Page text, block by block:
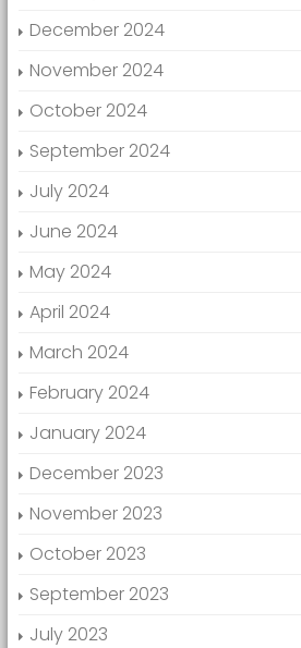
December 2024
November 2024
October 2024
September 2024
July 2024
June 2024
May 2024
April 2024
March 2024
February 2024
January 2024
December 2023
November 2023
October 2023
September 2023
July 2023